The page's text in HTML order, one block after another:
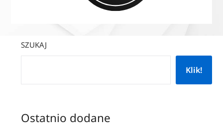
SZUKAJ
Klik!
Ostatnio dodane